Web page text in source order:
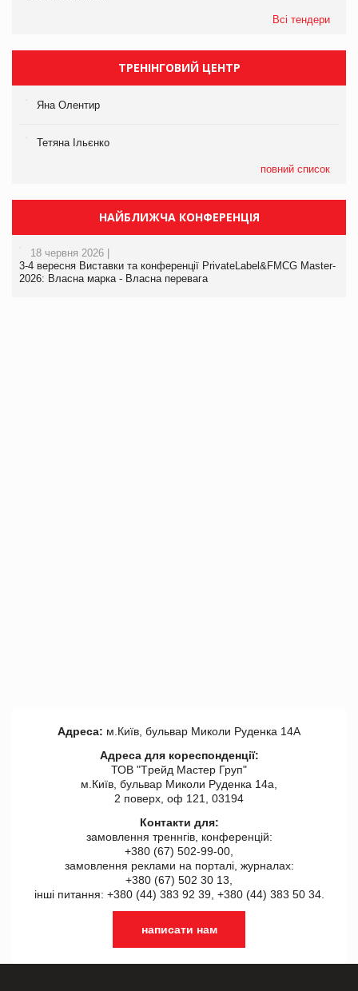
Всі тендери
ТРЕНІНГОВИЙ ЦЕНТР
Яна Олентир
Тетяна Ільєнко
повний список
НАЙБЛИЖЧА КОНФЕРЕНЦІЯ
18 червня 2026 |
3-4 вересня Виставки та конференції PrivateLabel&FMCG Master-
2026: Власна марка - Власна перевага
Адреса: м.Київ, бульвар Миколи Руденка 14А
Адреса для кореспонденції:
ТОВ "Tрейд Мастер Груп"
м.Київ, бульвар Миколи Руденка 14а,
2 поверх, оф 121, 03194
Контакти для:
замовлення треннгів, конференцій:
+380 (67) 502-99-00,
замовлення реклами на порталі, журналах:
+380 (67) 502 30 13,
інші питання: +380 (44) 383 92 39, +380 (44) 383 50 34.
написати нам